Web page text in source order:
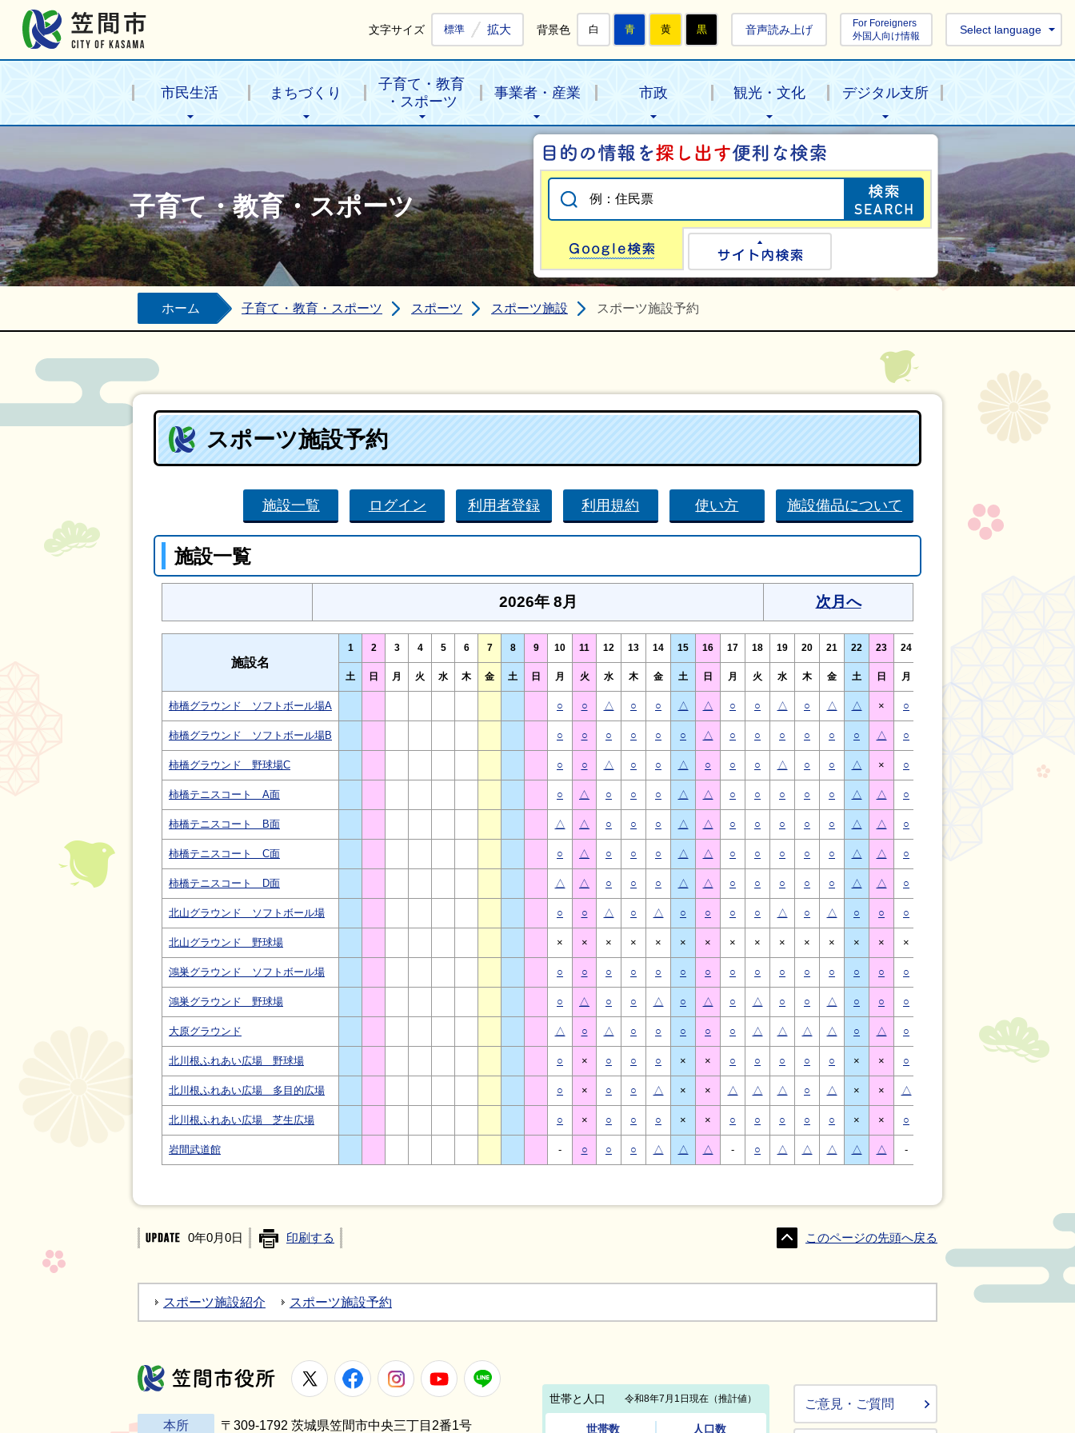
文字サイズ 標準 拡大 背景色 白 青 黄 黒 音声読み上げ
For Foreigners
外国人向け情報
Select language
市民生活 まちづくり
子育て・教育
・スポーツ
事業者・産業 市政 観光・文化 デジタル支所
子育て・教育・スポーツ
目的の情報を探
Google検索
ホーム 子育て・教育・スポーツ スポーツ スポーツ施設 スポーツ施設予約
スポーツ施設予約
施設一覧 ログイン 利用者登録 利用規約 使い方 施設備品について
施設一覧
2026年 8月 次月へ
施設名
1 2 3 4 5 6 7 8 9 10 11 12 13 14 15 16 17 18 19 20 21 22 23 24
土 日 月 火 水 木 金 土 日 月 火 水 木 金 土 日 月 火 水 木 金 土 日 月
柿橋グラウンド ソフトボール場A ○ ○ △ ○ ○ △ △ ○ ○ △ ○ △ △ × ○
柿橋グラウンド ソフトボール場B ○ ○ ○ ○ ○ ○ △ ○ ○ ○ ○ ○ ○ △ ○ ○
柿橋グラウンド 野球場C ○ ○ △ ○ ○ △ ○ ○ ○ △ ○ ○ △ × ○
柿橋テニスコート A面 ○ △ ○ ○ ○ △ △ ○ ○ ○ ○ ○ △ △ ○
柿橋テニスコート B面 △ △ ○ ○ ○ △ △ ○ ○ ○ ○ ○ △ △ ○
柿橋テニスコート C面 ○ △ ○ ○ ○ △ △ ○ ○ ○ ○ ○ △ △ ○
柿橋テニスコート D面 △ △ ○ ○ ○ △ △ ○ ○ ○ ○ ○ △ △ ○
北山グラウンド ソフトボール場 ○ ○ △ ○ △ ○ ○ ○ ○ △ ○ △ ○ ○ ○
北山グラウンド 野球場 × × × × × × × × × × × × × × ×
鴻巣グラウンド ソフトボール場 ○ ○ ○ ○ ○ ○ ○ ○ ○ ○ ○ ○ ○ ○ ○
鴻巣グラウンド 野球場 ○ △ ○ ○ △ ○ △ ○ △ ○ ○ △ ○ ○ ○
大原グラウンド △ ○ △ ○ ○ ○ ○ ○ △ △ △ △ ○ △ ○ △ △ ○
北川根ふれあい広場 野球場 ○ × ○ ○ ○ × × ○ ○ ○ ○ ○ × × ○ ×
北川根ふれあい広場 多目的広場 ○ × ○ ○ △ × × △ △ △ ○ △ × × △
北川根ふれあい広場 芝生広場 ○ × ○ ○ ○ × × ○ ○ ○ ○ ○ × × ○
岩間武道館 - ○ ○ ○ △ △ △ - ○ △ △ △ △ △ -
0年0月0日 印刷する このページの先頭へ戻る
スポーツ施設紹介 スポーツ施設予約
笠間市役所
X FacebookInstagramYoutube
本所 〒309-1792 茨城県笠間市中央三丁目2番1号
ご意見・ご質問